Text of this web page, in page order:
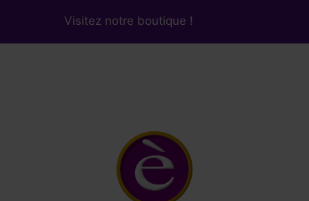
Visitez notre boutique !